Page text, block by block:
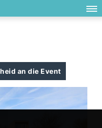
an die Event